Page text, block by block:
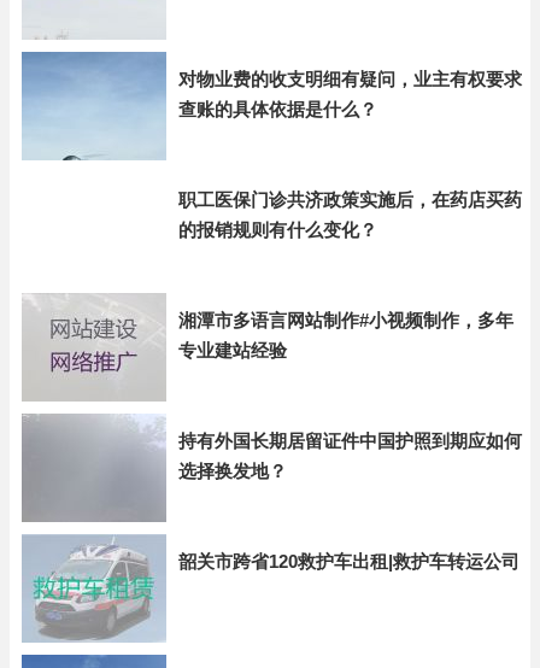
对物业费的收支明细有疑问，业主有权要求
查账的具体依据是什么？
职工医保门诊共济政策实施后，在药店买药
的报销规则有什么变化？
湘潭市多语言网站制作#小视频制作，多年
专业建站经验
持有外国长期居留证件中国护照到期应如何
选择换发地？
韶关市跨省120救护车出租|救护车转运公司